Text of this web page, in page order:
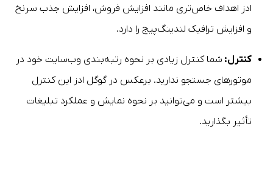
ادز اهداف خاص‌تری مانند افزایش فروش، افزایش جذب سرنخ
و افزایش ترافیک لندینگ‌پیج را دارد.
کنترل: شما کنترل زیادی بر نحوه رتبه‌بندی وب‌سایت خود در
موتورهای جستجو ندارید. برعکس در گوگل ادز این کنترل
بیشتر است و می‌توانید بر نحوه نمایش و عملکرد تبلیغات
تأثیر بگذارید.